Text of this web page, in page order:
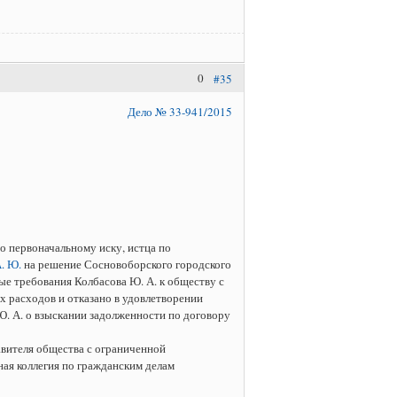
#35
0
Дело № 33-941/2015
первоначальному иску, истца по
Ю. на решение Сосновоборского городского
требования Колбасова Ю. А. к обществу с
и отказано в удовлетворении
А. о взыскании задолженности по договору
общества с ограниченной
коллегия по гражданским делам